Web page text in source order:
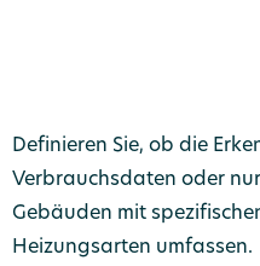
Definieren Sie, ob die
Verbrauchsdaten oder
Gebäuden mit
Heizungsarten umfassen.